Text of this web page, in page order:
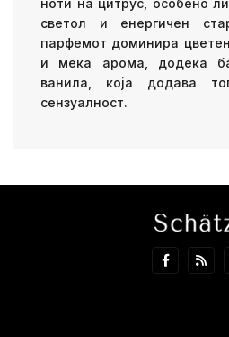
светол и енергичен
парфемот доминира
и мека арома, додека
ванила, која додава
сензуалност.